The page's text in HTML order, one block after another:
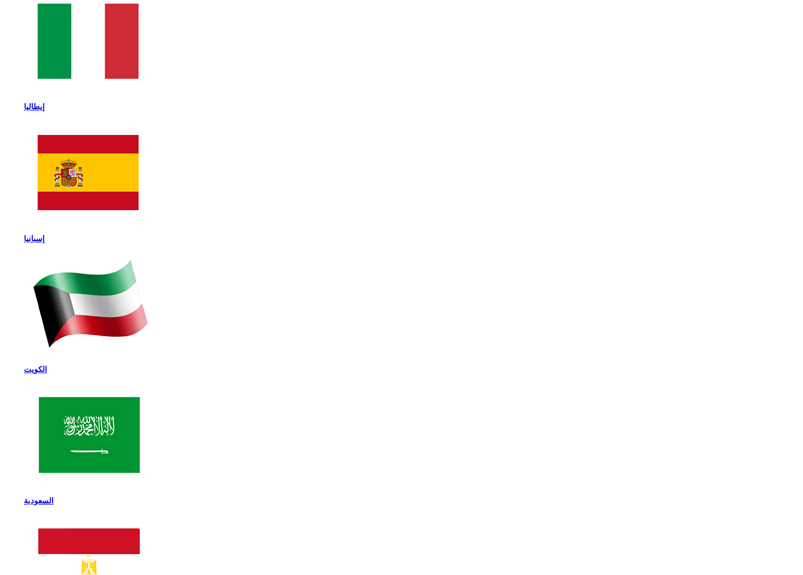
إيطاليا
إسبانيا
الكويت
السعودية